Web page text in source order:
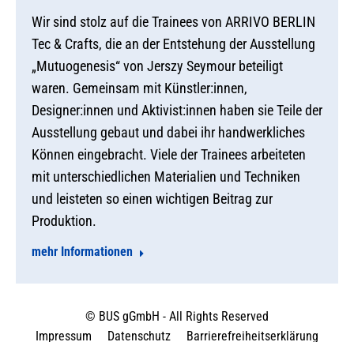
Wir sind stolz auf die Trainees von ARRIVO BERLIN
Tec & Crafts, die an der Entstehung der Ausstellung
„Mutuogenesis“ von Jerszy Seymour beteiligt
waren. Gemeinsam mit Künstler:innen,
Designer:innen und Aktivist:innen haben sie Teile der
Ausstellung gebaut und dabei ihr handwerkliches
Können eingebracht. Viele der Trainees arbeiteten
mit unterschiedlichen Materialien und Techniken
und leisteten so einen wichtigen Beitrag zur
Produktion.
mehr Informationen
© BUS gGmbH - All Rights Reserved
Impressum
Datenschutz Barrierefreiheitserklärung